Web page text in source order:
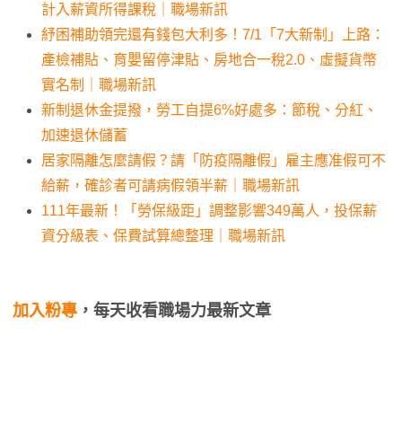
計入薪資所得課稅｜職場新訊
紓困補助領完還有錢包大利多！7/1「7大新制」上路：
產檢補貼、育嬰留停津貼、房地合一稅2.0、虛擬貨幣
實名制｜職場新訊
新制退休金提撥，勞工自提6%好處多：節稅、分紅、
加速退休儲蓄
居家隔離怎麼請假？請「防疫隔離假」雇主應准假可不
給薪，確診者可請病假領半薪｜職場新訊
111年最新！「勞保級距」調整影響349萬人，投保薪
資分級表、保費試算總整理｜職場新訊
加入粉專 ，每天收看職場力最新文章